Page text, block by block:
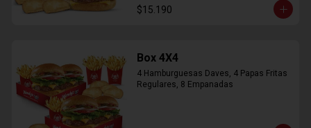
$15.190
Box 4X4
4 Hamburguesas Daves, 4 Papas Fritas
Regulares, 8 Empanadas